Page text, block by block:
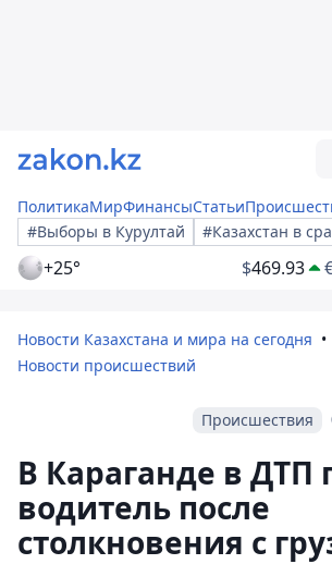
ПолитикаМирФинансыСтатьи
#Выборы в Курултай
#Казахстан в
+25° $469.93
Новости Казахстана и мира на сегодня
Новости происшествий
Происшествия
В Караганде в ДТП
водитель после
столкновения с